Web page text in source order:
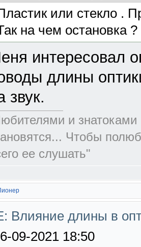
или стекло .
на чем остановка ?
интересовал
длины
звук.
и
Чтобы
ее слушать"
Влияние длины в
09-2021 18:50